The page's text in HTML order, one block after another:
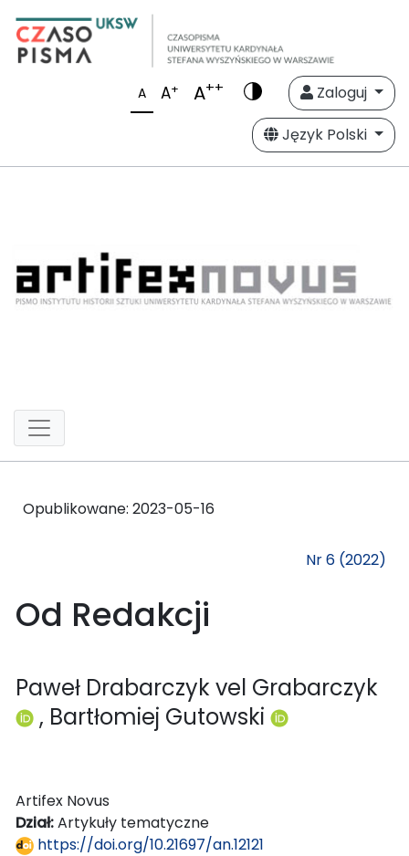
A A+ A++
Zaloguj
Język Polski
Opublikowane: 2023-05-16
Nr 6 (2022)
Od Redakcji
Paweł Drabarczyk vel Grabarczyk
, Bartłomiej Gutowski
Artifex Novus
Dział:Artykuły tematyczne
https://doi.org/10.21697/an.12121